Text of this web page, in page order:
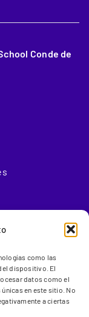
como las
dispositivo. El
datos como el
en este sitio. No
a ciertas
Conde de
Orgaz(6 a 18